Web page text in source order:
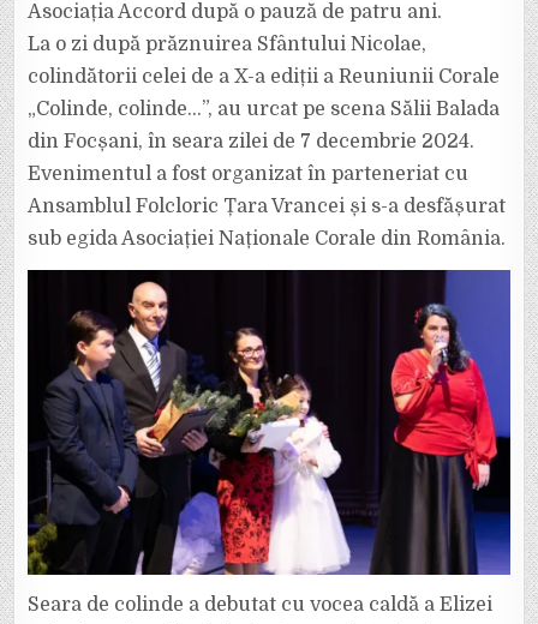
Asociația Accord după o pauză de patru ani.
La o zi după prăznuirea Sfântului Nicolae,
colindătorii celei de a X-a ediții a Reuniunii Corale
„Colinde, colinde…”, au urcat pe scena Sălii Balada
din Focșani, în seara zilei de 7 decembrie 2024.
Evenimentul a fost organizat în parteneriat cu
Ansamblul Folcloric Țara Vrancei și s-a desfășurat
sub egida Asociației Naționale Corale din România.
Seara de colinde a debutat cu vocea caldă a Elizei